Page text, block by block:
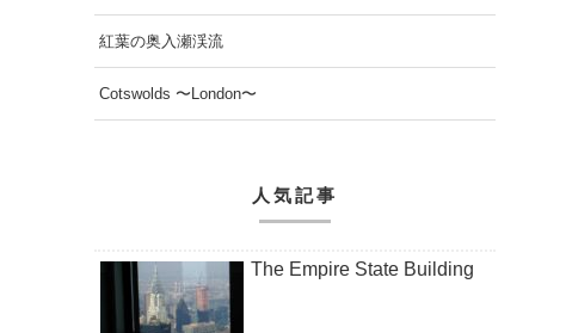
紅葉の奥入瀬渓流
Cotswolds 〜London〜
人気記事
The Empire State Building